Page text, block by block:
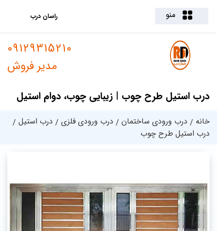
منو راسان درب
درب استیل طرح چوب | زیبایی چوب، دوام استیل
09129315210
مدیر فروش
خانه درب ورودی ساختمان درب ورودی فلزی
درب استیل
درب استیل طرح چوب